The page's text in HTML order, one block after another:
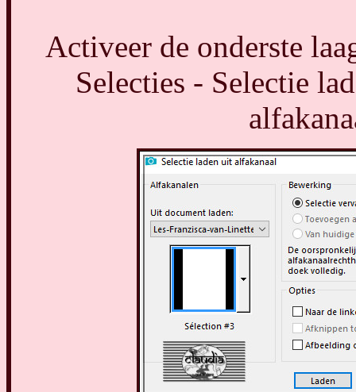
Activeer de onderste
Selecties - Selectie